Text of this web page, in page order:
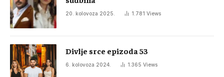
20. kolovoza 2025. 1.781 Views
Divlje srce epizoda 53
6. kolovoza 2024. 1.365 Views